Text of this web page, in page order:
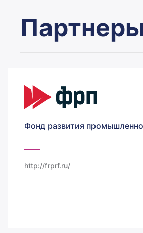
Фонд развития
http://frprf.ru/